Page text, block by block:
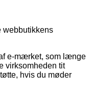
webbutikkens
e-mærket, som længe
virksomheden tit
hvis du møder